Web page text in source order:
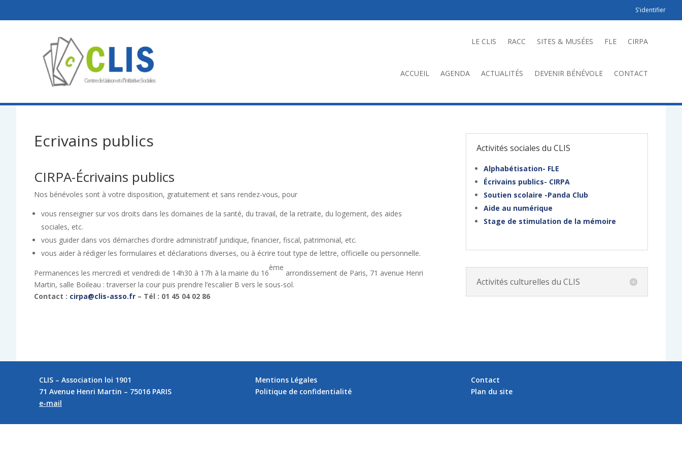
S'identifier
LE CLIS RACC SITES & MUSÉES FLE CIRPA
ACCUEIL AGENDA ACTUALITÉS DEVENIR BÉNÉVOLE CONTACT
Ecrivains publics
CIRPA-Écrivains publics
Nos bénévoles sont à votre disposition, gratuitement et sans rendez-vous, pour
vous renseigner sur vos droits dans les domaines de la santé, du travail, de la retraite, du logement, des aides
sociales, etc.
vous guider dans vos démarches d’ordre administratif juridique, financier, fiscal, patrimonial, etc.
vous aider à rédiger les formulaires et déclarations diverses, ou à écrire tout type de lettre, officielle ou personnelle.
Permanences les mercredi et vendredi de 14h30 à 17h à la mairie du 16
ème
arrondissement de Paris, 71 avenue Henri
Martin, salle Boileau : traverser la cour puis prendre l’escalier B vers le sous-sol.
Contact : cirpa@clis-asso.fr – Tél : 01 45 04 02 86
Activités sociales du CLIS
Alphabétisation- FLE
Écrivains publics- CIRPA
Soutien scolaire -Panda Club
Aide au numérique
Stage de stimulation de la mémoire
Activités culturelles du CLIS
CLIS – Association loi 1901
71 Avenue Henri Martin – 75016 PARIS
e-mail
Mentions Légales
Politique de confidentialité
Contact
Plan du site